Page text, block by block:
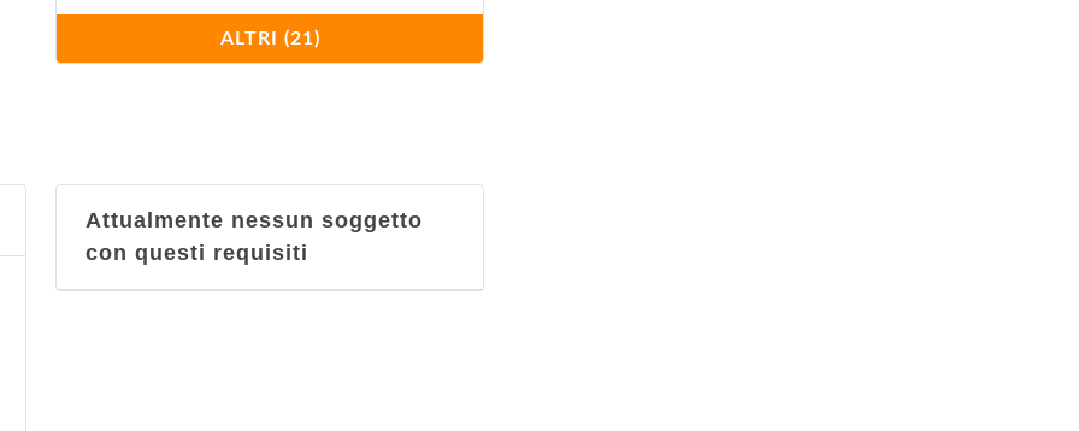
Cantina Bentivoglio
via Mascarella 4/b, Bologna
Castellucci Enrico
Via Toscana 105, Bologna
ALTRI (21)
Attualmente nessun soggetto
con questi requisiti